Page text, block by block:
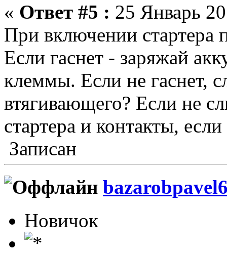
« Ответ #5 : 25 Январь
При включении стартера
Если гаснет - заряжай
клеммы. Если не гаснет,
втягивающего? Если не
стартера и контакты,
Записан
Новичок